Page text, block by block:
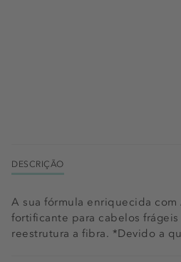
DESCRIÇÃO
A sua fórmula enriquecida
fortificante para cabelos
reestrutura a fibra. *Devido a